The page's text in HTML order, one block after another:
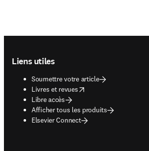
Liens utiles
Soumettre votre article
Livres et revues
opens in new tab/window
Libre accès
Afficher tous les produits
Elsevier Connect